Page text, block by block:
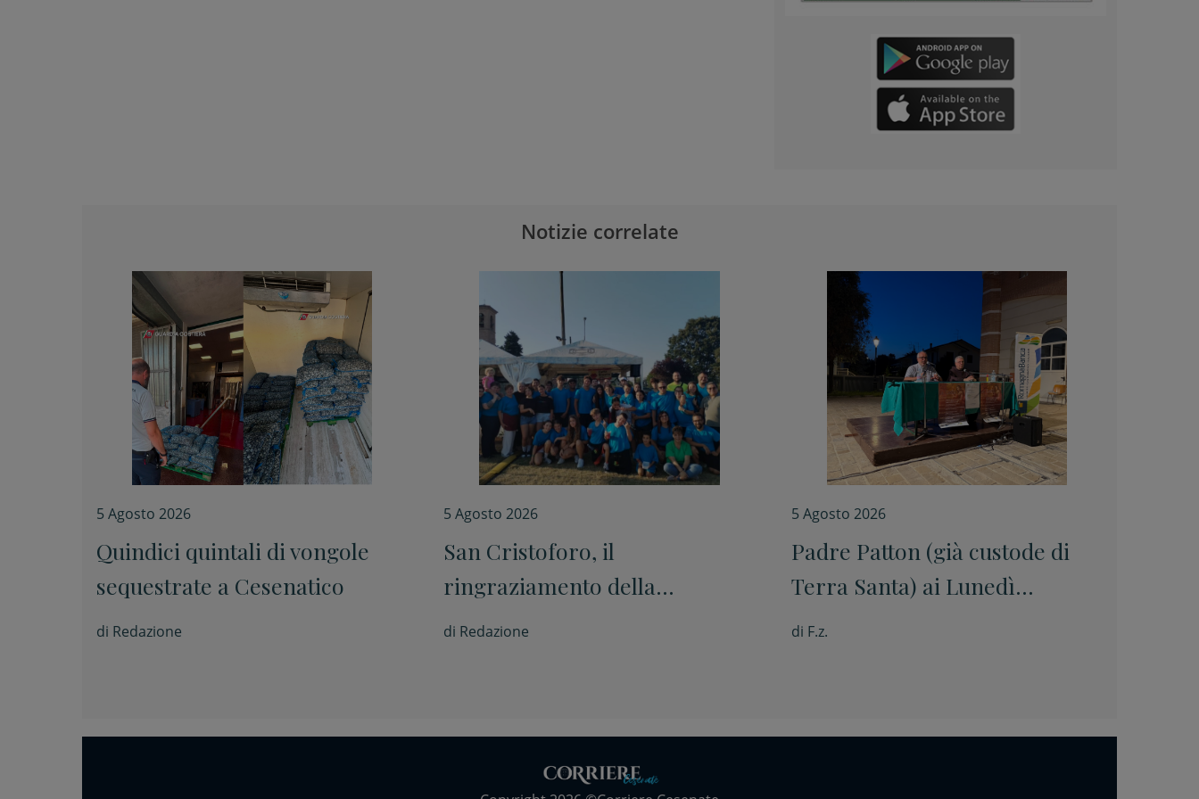
Notizie correlate
5 Agosto 2026
Quindici quintali di vongole
sequestrate a Cesenatico
di Redazione
5 Agosto 2026
San Cristoforo, il
ringraziamento della
comunità parrocchiale al
di Redazione
5 Agosto 2026
Padre Patton (già custode di
Terra Santa) ai Lunedì
culturali: “La pace è un
di F.z.